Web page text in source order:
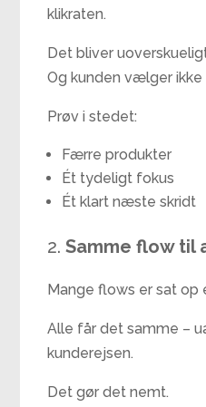
klikraten.
Det bliver
Og kunden vælger ikke
Prøv i stedet:
Færre produkter
Ét tydeligt fokus
Ét klart næste skridt
2.Samme flow til
Mange flows er sat op
Alle får det samme –
kunderejsen.
Det gør det nemt.